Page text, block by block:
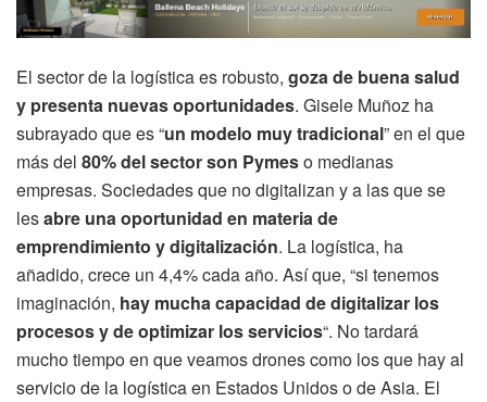
El sector de la logística es robusto, goza de buena salud
y presenta nuevas oportunidades. Gisele Muñoz ha
subrayado que es “un modelo muy tradicional” en el que
más del 80% del sector son Pymeso medianas
empresas. Sociedades que no digitalizan y a las que se
lesabre una oportunidad en materia de
emprendimiento y digitalización. La logística, ha
añadido, crece un 4,4% cada año. Así que, “si tenemos
imaginación, hay mucha capacidad de digitalizar los
procesos y de optimizar los servicios“. No tardará
mucho tiempo en que veamos drones como los que hay al
servicio de la logística en Estados Unidos o de Asia. El